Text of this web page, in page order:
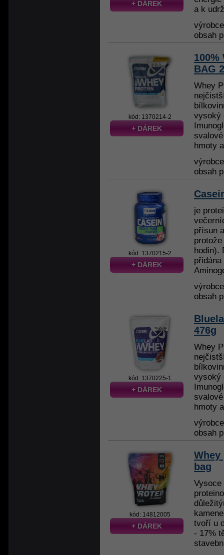
+ DÁREK
a k
obsah
kód: 1370214-2
+ DÁREK
100%
BAG
Whey
vysoký
hmoty
obsah
kód: 1370215-2
+ DÁREK
je
přísun
hodin).
obsah
kód: 1370225-1
+ DÁREK
476g
Whey
vysoký
hmoty
obsah
kód: 14812005
+ DÁREK
Whey
bag
tvoří u
- 17%